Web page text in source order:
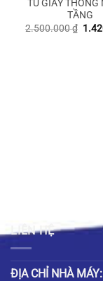
TỦ GIẦY THÔNG
TẦNG
2.500.000₫ Giá
LIÊN HỆ
ĐỊA CHỈ NHÀ MÁY: